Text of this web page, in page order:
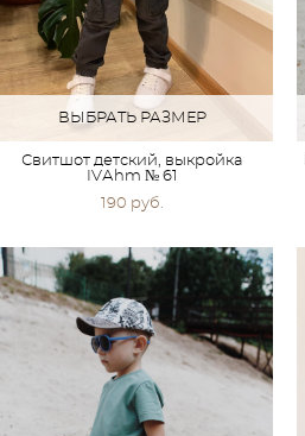
ВЫБРАТЬ РАЗМЕР
Свитшот детский, выкройка
IVАhm № 61
190 pуб.